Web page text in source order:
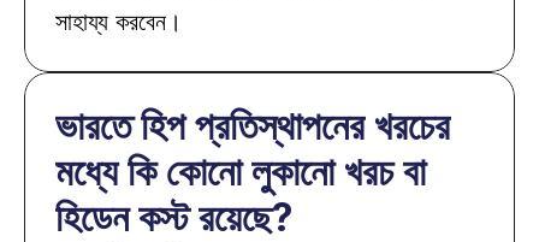
সাহায্য করবেন।
ভারতে হিপ প্রতিস্থাপনের খরচের
মধ্যে কি কোনো লুকানো খরচ বা
হিডেন কস্ট রয়েছে?